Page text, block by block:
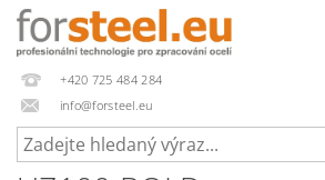
+420 725 484 284
info@forsteel.eu